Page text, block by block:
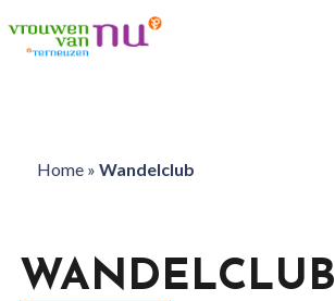
Home» Wandelclub
WANDELCLUB